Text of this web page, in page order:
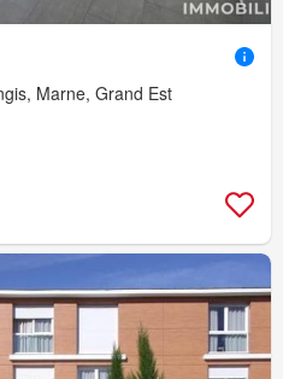
Marne, Grand Est